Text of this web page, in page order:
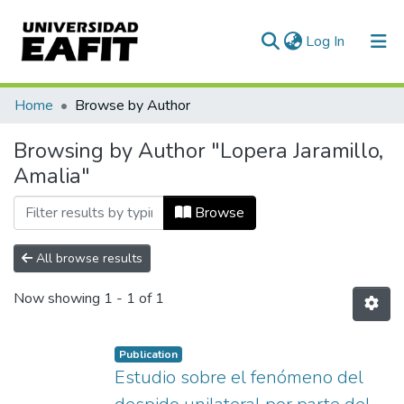
Log In (current)
Communities & Collections
All of DSpace
Home Browse by Author
Browsing by Author "Lopera Jaramillo,
Amalia"
Browse
All browse results
Now showing 1 - 1 of 1
Publication
Estudio sobre el fenómeno del